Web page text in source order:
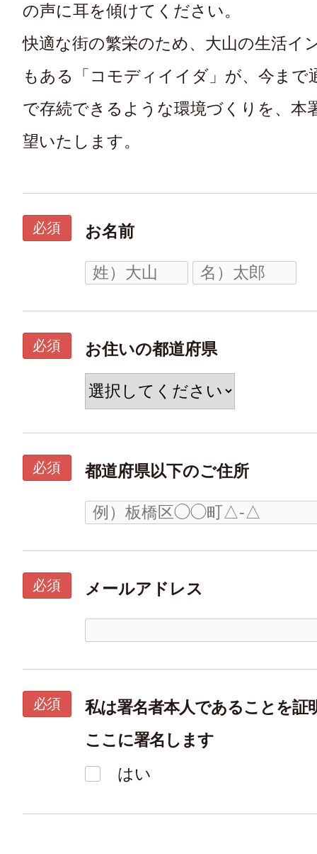
の声に耳を傾けてください。
快適な街の繁栄のため、大山の生活イ
もある「コモディイイダ」が、今まで
で存続できるような環境づくりを、本
望いたします。
必須 お名前
必須 お住いの都道府県
必須 都道府県以下のご住所
必須 メールアドレス
必須
私は署名者本人であることを証
ここに署名します
はい